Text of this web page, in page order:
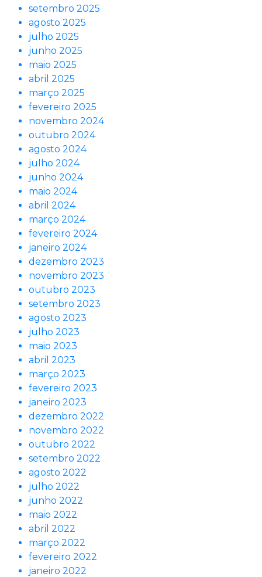
setembro 2025
agosto 2025
julho 2025
junho 2025
maio 2025
abril 2025
março 2025
fevereiro 2025
novembro 2024
outubro 2024
agosto 2024
julho 2024
junho 2024
maio 2024
abril 2024
março 2024
fevereiro 2024
janeiro 2024
dezembro 2023
novembro 2023
outubro 2023
setembro 2023
agosto 2023
julho 2023
maio 2023
abril 2023
março 2023
fevereiro 2023
janeiro 2023
dezembro 2022
novembro 2022
outubro 2022
setembro 2022
agosto 2022
julho 2022
junho 2022
maio 2022
abril 2022
março 2022
fevereiro 2022
janeiro 2022